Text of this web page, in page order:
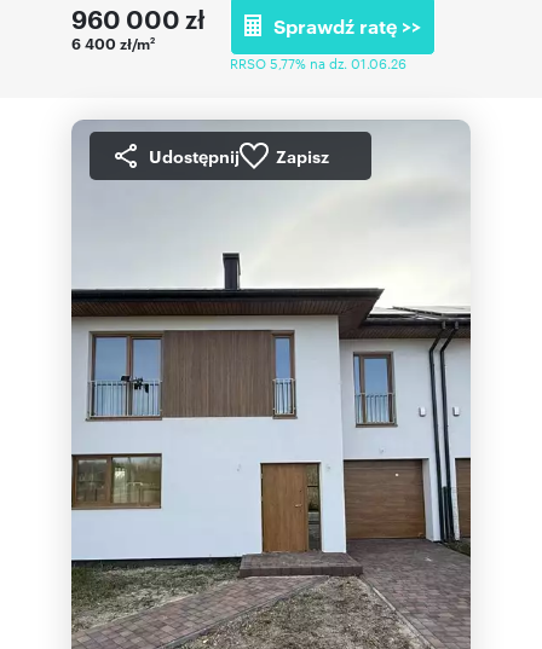
960 000 zł
6 400 zł/m2
Sprawdź ratę >>
RRSO 5,77% na dz. 01.06.26
Udostępnij Zapisz